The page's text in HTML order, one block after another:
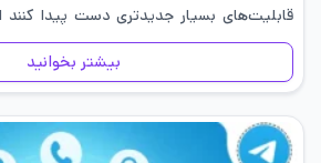
قابلیت‌های بسیار جدیدتری دست پیدا
است که برخی از کاربران چگونه…
بیشتر بخوانید